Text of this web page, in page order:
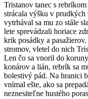
Tristanov tanec s
strácala výšku v
vytrhával sa mu zo stále
lete sprevádzali horiace
krik posádky a
stromov, vletel do nich
Len čo sa vnoril do
konárov a lián, rebrík sa
bolestivý pád. Na hranici
vnímal ešte, ako sa
neznesiteľne hustého